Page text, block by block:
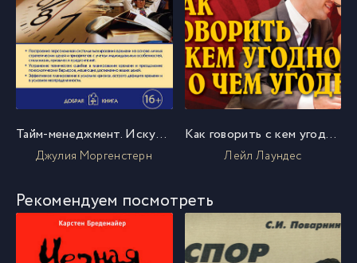
Тайм-менеджмент. Искусство планирования и управления своим временем и своей жизнью
Джулия Моргенстерн
Как говорить с кем угодно и о чем угодно. Психология успешного общения. Технологии эффективных коммуникаций
Лейл Лаундес
Рекомендуем посмотреть